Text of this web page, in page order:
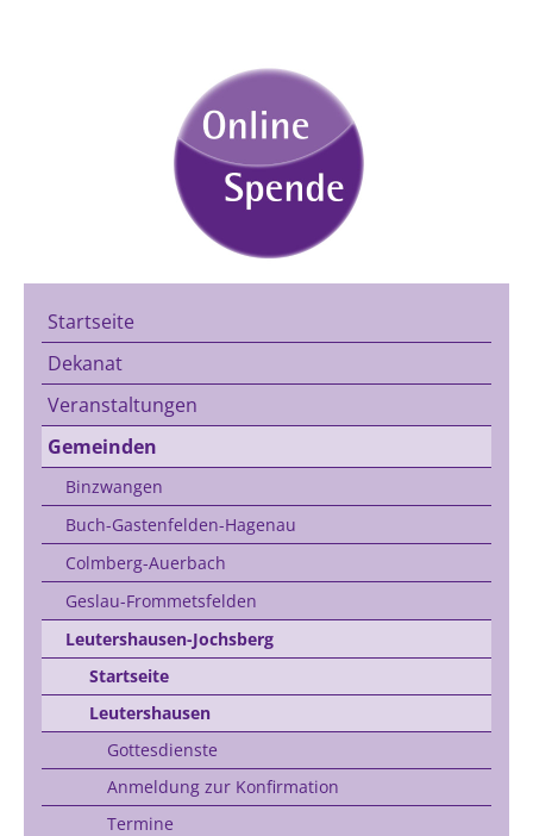
Startseite
Dekanat
Veranstaltungen
Gemeinden
Binzwangen
Buch-Gastenfelden-Hagenau
Colmberg-Auerbach
Geslau-Frommetsfelden
Leutershausen-Jochsberg
Startseite
Leutershausen
Gottesdienste
Anmeldung zur Konfirmation
Termine